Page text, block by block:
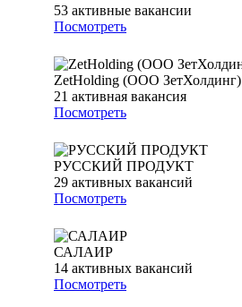
53 активные вакансии
Посмотреть
ZetHolding (ООО ЗетХолдинг)
21 активная вакансия
Посмотреть
РУССКИЙ ПРОДУКТ
29 активных вакансий
Посмотреть
САЛАИР
14 активных вакансий
Посмотреть